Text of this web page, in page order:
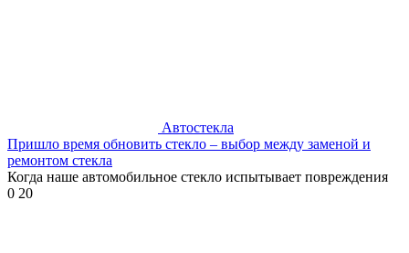
Автостекла
Пришло время обновить стекло – выбор между заменой и
ремонтом стекла
Когда наше автомобильное стекло испытывает повреждения
0 20